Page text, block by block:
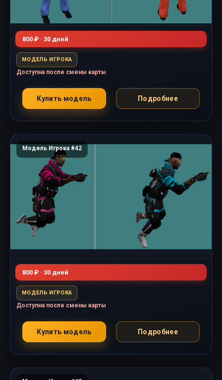
800 ₽ · 30 дней
МОДЕЛЬ ИГРОКА
Доступна после смены карты
Купить модель Подробнее
Модель Игрока #42
800 ₽ · 30 дней
МОДЕЛЬ ИГРОКА
Доступна после смены карты
Купить модель Подробнее